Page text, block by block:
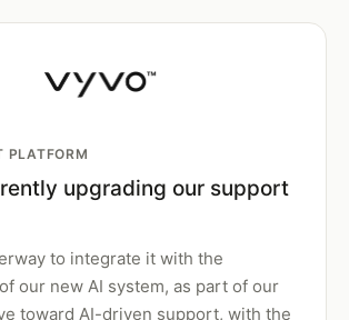
PLATFORM
upgrading our support
to integrate it with the
our new AI system, as part of our
toward AI-driven support, with the